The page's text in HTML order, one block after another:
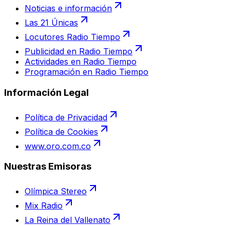
Noticias e información
Las 21 Únicas
Locutores Radio Tiempo
Publicidad en Radio Tiempo
Actividades en Radio Tiempo
Programación en Radio Tiempo
Información Legal
Política de Privacidad
Política de Cookies
www.oro.com.co
Nuestras Emisoras
Olímpica Stereo
Mix Radio
La Reina del Vallenato